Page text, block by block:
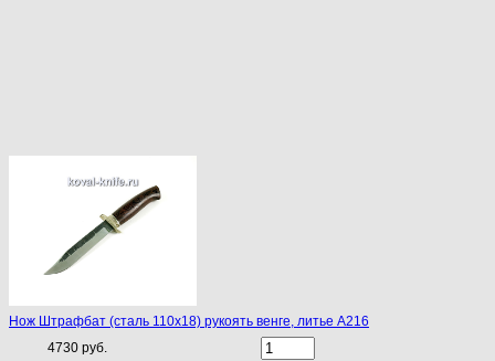
Нож Штрафбат (сталь 110х18) рукоять венге, литье A216
4730 руб.